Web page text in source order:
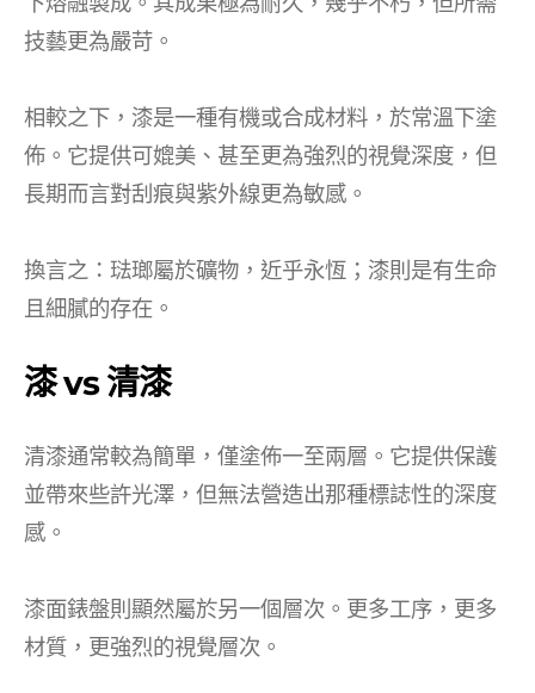
技藝更為嚴苛。
相較之下，漆是一種有機或合成材料，於常溫下塗
佈。它提供可媲美、甚至更為強烈的視覺深度，但
長期而言對刮痕與紫外線更為敏感。
換言之：琺瑯屬於礦物，近乎永恆；漆則是有生命
且細膩的存在。
漆 vs 清漆
清漆通常較為簡單，僅塗佈一至兩層。它提供保護
並帶來些許光澤，但無法營造出那種標誌性的深度
感。
漆面錶盤則顯然屬於另一個層次。更多工序，更多
材質，更強烈的視覺層次。